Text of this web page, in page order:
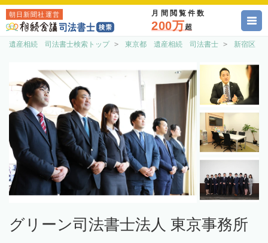
朝日新聞社運営 月間閲覧件数
200万超
遺産相続 司法書士検索トップ 東京都 遺産相続 司法書士 新宿区
グリーン司法書士法人 東京事務所